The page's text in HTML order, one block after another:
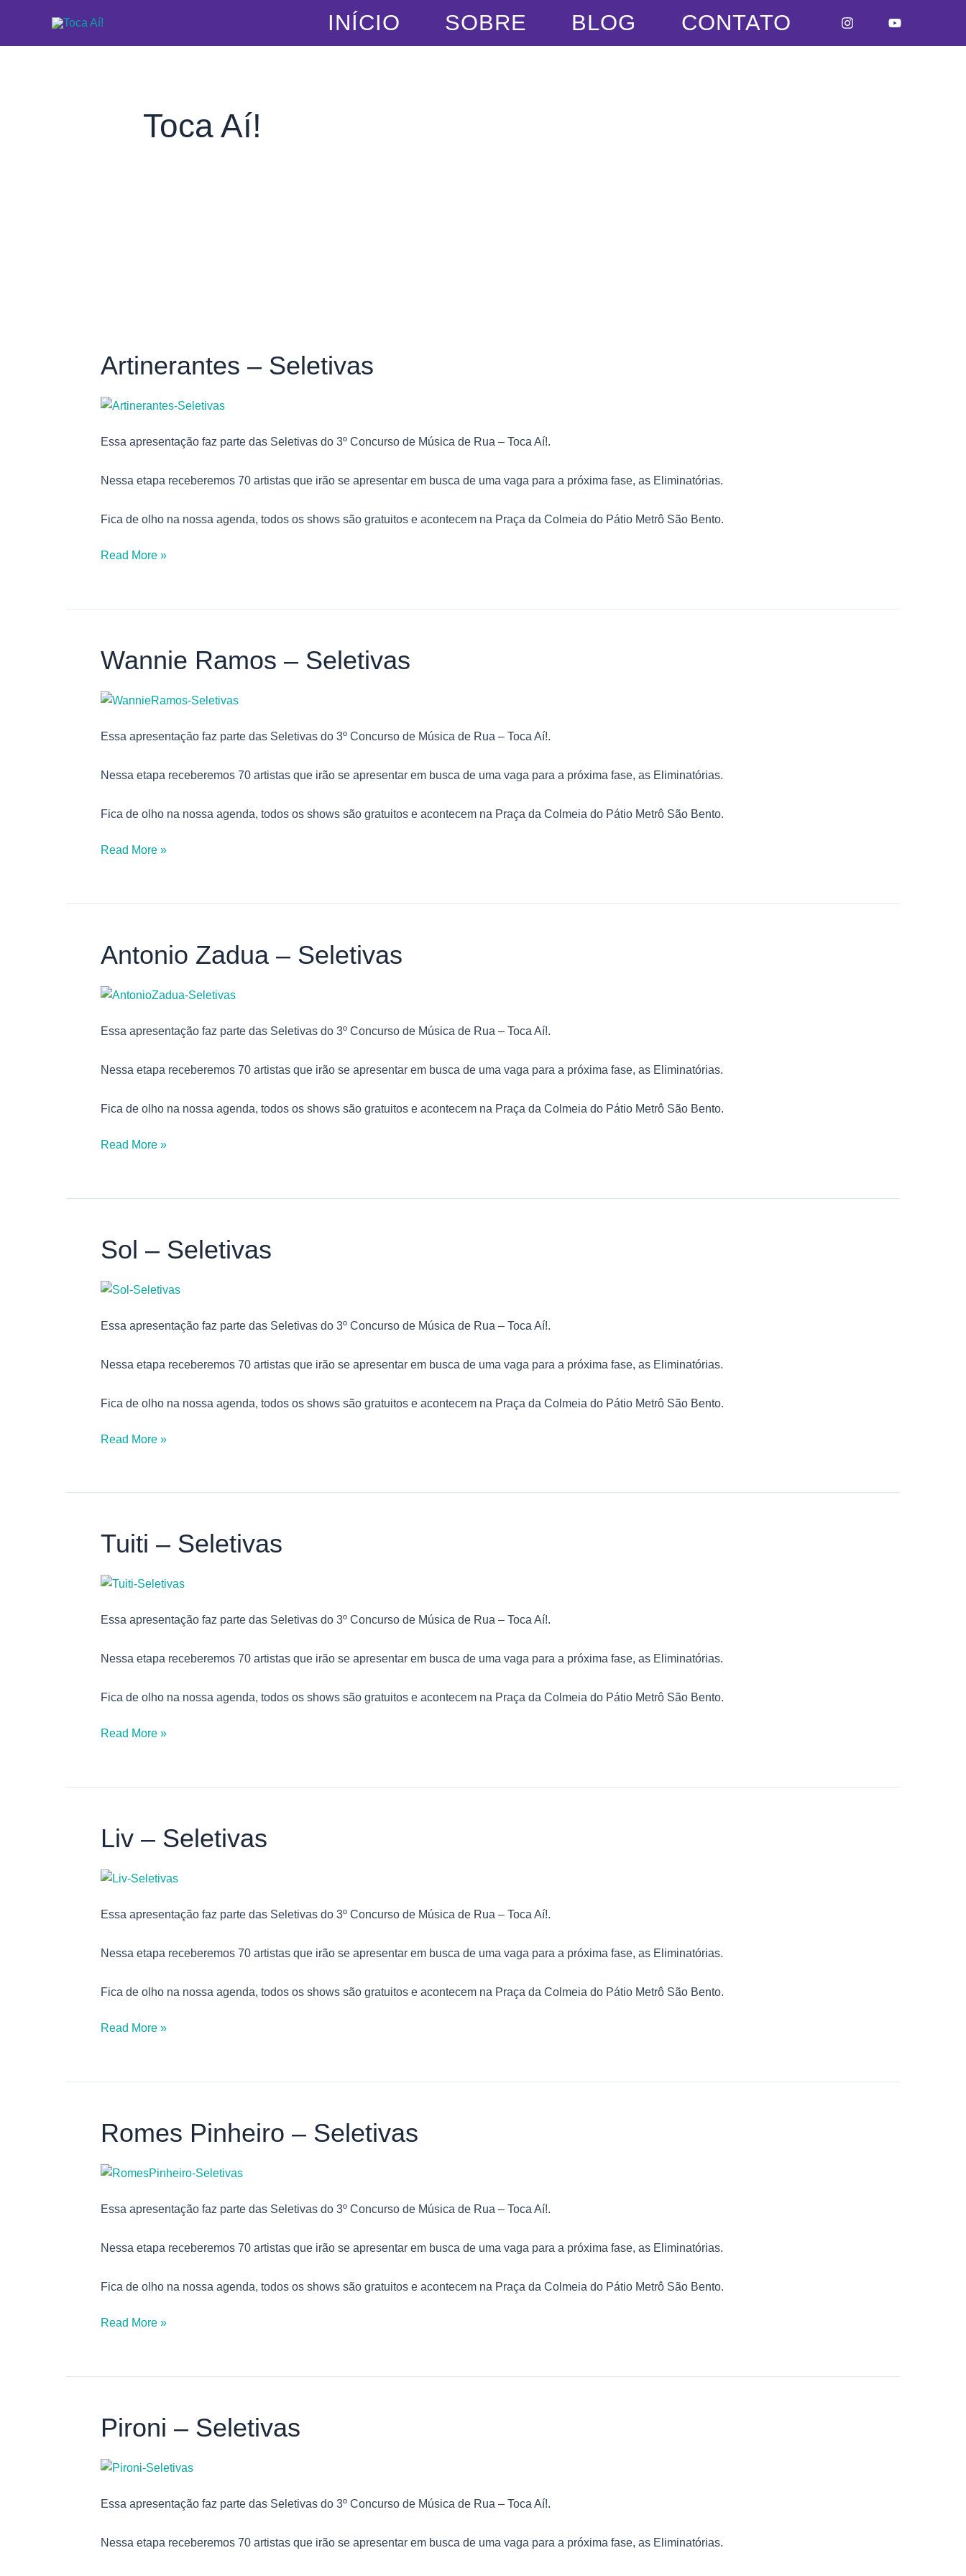
o
INÍCIO SOBRE BLOG CONTATO
Toca Aí!
Artinerantes – Seletivas
Essa apresentação faz parte das Seletivas do 3º Concurso de Música de Rua – Toca Aí!.
Nessa etapa receberemos 70 artistas que irão se apresentar em busca de uma vaga para a próxima fase, as Eliminatórias.
Fica de olho na nossa agenda, todos os shows são gratuitos e acontecem na Praça da Colmeia do Pátio Metrô São Bento.
Artinerantes
–
Seletivas
Read More »
Wannie Ramos – Seletivas
Essa apresentação faz parte das Seletivas do 3º Concurso de Música de Rua – Toca Aí!.
Nessa etapa receberemos 70 artistas que irão se apresentar em busca de uma vaga para a próxima fase, as Eliminatórias.
Fica de olho na nossa agenda, todos os shows são gratuitos e acontecem na Praça da Colmeia do Pátio Metrô São Bento.
Wannie
Ramos
–
Seletivas
Read More »
Antonio Zadua – Seletivas
Essa apresentação faz parte das Seletivas do 3º Concurso de Música de Rua – Toca Aí!.
Nessa etapa receberemos 70 artistas que irão se apresentar em busca de uma vaga para a próxima fase, as Eliminatórias.
Fica de olho na nossa agenda, todos os shows são gratuitos e acontecem na Praça da Colmeia do Pátio Metrô São Bento.
Antonio
Zadua
–
Seletivas
Read More »
Sol – Seletivas
Essa apresentação faz parte das Seletivas do 3º Concurso de Música de Rua – Toca Aí!.
Nessa etapa receberemos 70 artistas que irão se apresentar em busca de uma vaga para a próxima fase, as Eliminatórias.
Fica de olho na nossa agenda, todos os shows são gratuitos e acontecem na Praça da Colmeia do Pátio Metrô São Bento.
Sol
–
Seletivas
Read More »
Tuiti – Seletivas
Essa apresentação faz parte das Seletivas do 3º Concurso de Música de Rua – Toca Aí!.
Nessa etapa receberemos 70 artistas que irão se apresentar em busca de uma vaga para a próxima fase, as Eliminatórias.
Fica de olho na nossa agenda, todos os shows são gratuitos e acontecem na Praça da Colmeia do Pátio Metrô São Bento.
Tuiti
Seletivas
Read More »
Liv – Seletivas
Essa apresentação faz parte das Seletivas do 3º Concurso de Música de Rua – Toca Aí!.
Nessa etapa receberemos 70 artistas que irão se apresentar em busca de uma vaga para a próxima fase, as Eliminatórias.
Fica de olho na nossa agenda, todos os shows são gratuitos e acontecem na Praça da Colmeia do Pátio Metrô São Bento.
Liv
–
Seletivas
Read More »
Romes Pinheiro – Seletivas
Essa apresentação faz parte das Seletivas do 3º Concurso de Música de Rua – Toca Aí!.
Nessa etapa receberemos 70 artistas que irão se apresentar em busca de uma vaga para a próxima fase, as Eliminatórias.
Fica de olho na nossa agenda, todos os shows são gratuitos e acontecem na Praça da Colmeia do Pátio Metrô São Bento.
Romes
Pinheiro
–
Seletivas
Read More »
Pironi – Seletivas
Essa apresentação faz parte das Seletivas do 3º Concurso de Música de Rua – Toca Aí!.
Nessa etapa receberemos 70 artistas que irão se apresentar em busca de uma vaga para a próxima fase, as Eliminatórias.
Pironi
–
Seletivas